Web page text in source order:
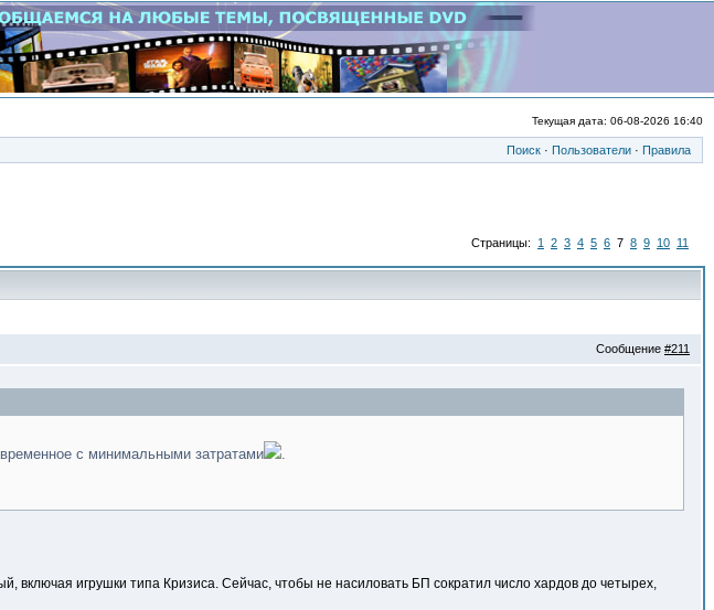
Текущая дата: 06-08-2026 16:40
Поиск · Пользователи · Правила
Страницы: 1 2 3 4 5 6 7 8 9 10 11
Сообщение #211
с минимальными затратами
.
включая игрушки типа Кризиса. Сейчас, чтобы не насиловать БП сократил число хардов до четырех,